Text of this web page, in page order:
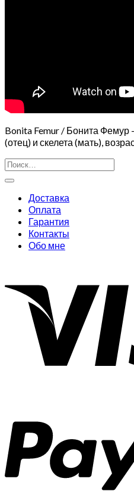
Bonita Femur / Бонита Фемур
(отец) и скелета (мать),
Искать:
Доставка
Оплата
Гарантия
Контакты
Обо мне